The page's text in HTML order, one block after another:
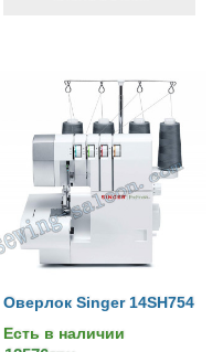
Оверлок Singer 14SH754
Есть в наличии